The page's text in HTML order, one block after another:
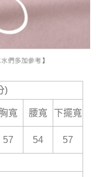
)
胸寬 腰寬 下擺寬
57 54 57